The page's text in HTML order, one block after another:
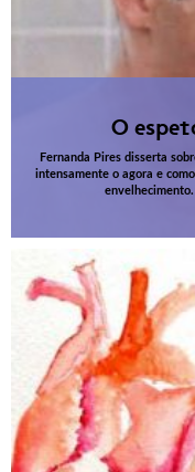
O
Fernanda Pires disserta
intensamente o agora e